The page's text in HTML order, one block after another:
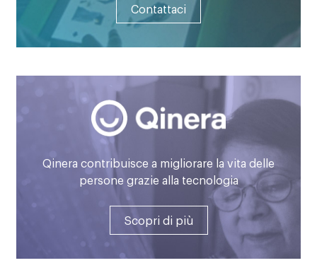
Contattaci
Qinera contribuisce a migliorare la vita delle
persone grazie alla tecnologia
Scopri di più